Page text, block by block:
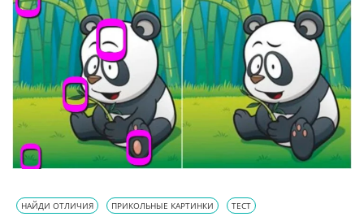
НАЙДИ ОТЛИЧИЯ ПРИКОЛЬНЫЕ КАРТИНКИ ТЕСТ